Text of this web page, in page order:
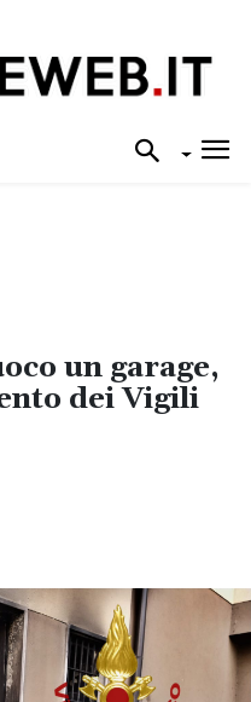
un garage,
dei Vigili